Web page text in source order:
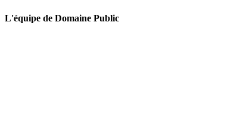
L'équipe de Domaine Public